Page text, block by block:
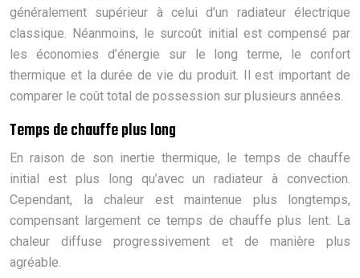
généralement supérieur à celui d’un radiateur électrique
classique. Néanmoins, le surcoût initial est compensé par
les économies d’énergie sur le long terme, le confort
thermique et la durée de vie du produit. Il est important de
comparer le coût total de possession sur plusieurs années.
Temps de chauffe plus long
En raison de son inertie thermique, le temps de chauffe
initial est plus long qu’avec un radiateur à convection.
Cependant, la chaleur est maintenue plus longtemps,
compensant largement ce temps de chauffe plus lent. La
chaleur diffuse progressivement et de manière plus
agréable.